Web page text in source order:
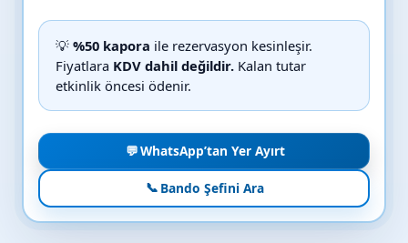
💡 %50 kapora ile rezervasyon kesinleşir.
Fiyatlara KDV dahil değildir.Kalan tutar
etkinlik öncesi ödenir.
💬WhatsApp’tan Yer Ayırt
📞 Bando Şefini Ara